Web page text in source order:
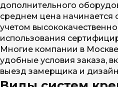
дополнительного
среднем цена начинается
учетом
использования
Многие компании в
удобные условия заказа,
выезд замерщика и